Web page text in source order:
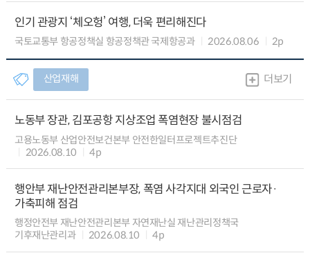
인기 관광지 ‘체오헝’ 여행, 더욱 편리해진다
국토교통부 항공정책실 항공정책관 국제항공과 2026.08.06 2p
산업재해 더보기
노동부 장관, 김포공항 지상조업 폭염현장 불시점검
고용노동부 산업안전보건본부 안전한일터프로젝트추진단
2026.08.10
4p
행안부 재난안전관리본부장, 폭염 사각지대 외국인 근로자·
가축피해 점검
행정안전부 재난안전관리본부 자연재난실 재난관리정책국
기후재난관리과
2026.08.10 4p